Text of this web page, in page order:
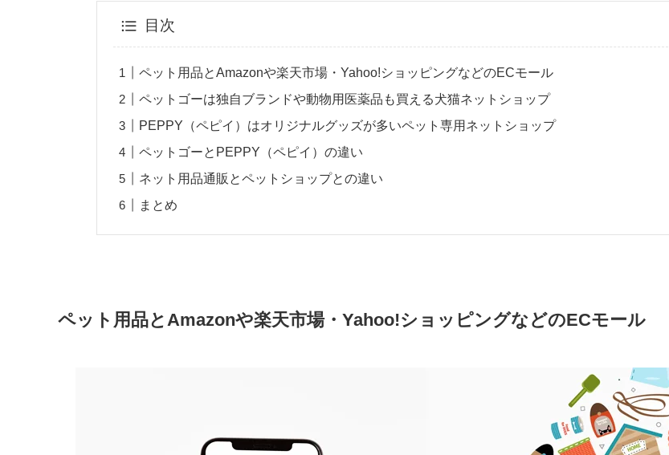
目次
ペット用品とAmazonや楽天市場・Yahoo!ショッピングなどのECモール
ペットゴーは独自ブランドや動物用医薬品も買える犬猫ネットショップ
PEPPY（ペピイ）はオリジナルグッズが多いペット専用ネットショップ
ペットゴーとPEPPY（ペピイ）の違い
ネット用品通販とペットショップとの違い
まとめ
ペット用品とAmazonや楽天市場・Yahoo!ショッピングなどのECモール